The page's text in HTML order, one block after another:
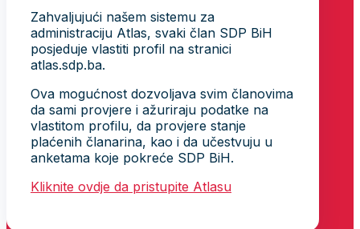
Zahvaljujući našem sistemu za
administraciju Atlas, svaki član SDP BiH
posjeduje vlastiti profil na stranici
atlas.sdp.ba.
Ova mogućnost dozvoljava svim članovima
da sami provjere i ažuriraju podatke na
vlastitom profilu, da provjere stanje
plaćenih članarina, kao i da učestvuju u
anketama koje pokreće SDP BiH.
Kliknite ovdje da pristupite Atlasu